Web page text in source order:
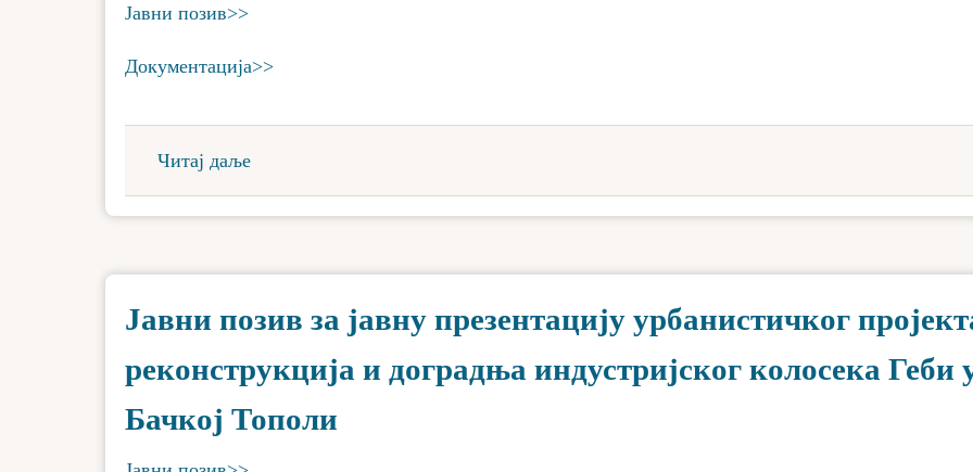
Јавни позив>>
Документација>>
Читај даље
Јавни позив за јавну презентацију урбанистичког
реконструкција и доградња индустријског колосека Геби
Бачкој Тополи